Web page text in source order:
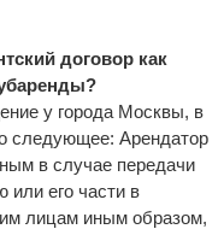
договор как
у города Москвы, в
следующее: Арендатор
в случае передачи
его части в
лицам иным образом,